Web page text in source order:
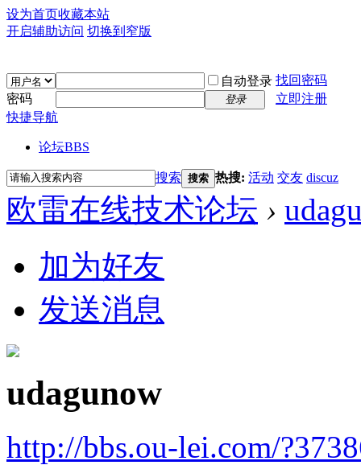
设为首页收藏本站
开启辅助访问 切换到窄版
自动登录 找回密码
密码
登录
立即注册
快捷导航
论坛BBS
搜索 搜索 热搜: 活动 交友 discuz
欧雷在线技术论坛 ›
加为好友
发送消息
udagunow
http://bbs.ou-lei.com/